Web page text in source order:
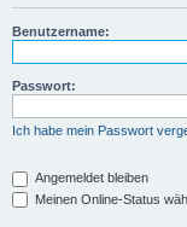
Benutzername:
Passwort:
Ich habe mein Passwort
Angemeldet bleiben
Meinen Online-Status